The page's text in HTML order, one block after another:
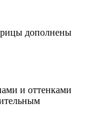
дополнены
и оттенками